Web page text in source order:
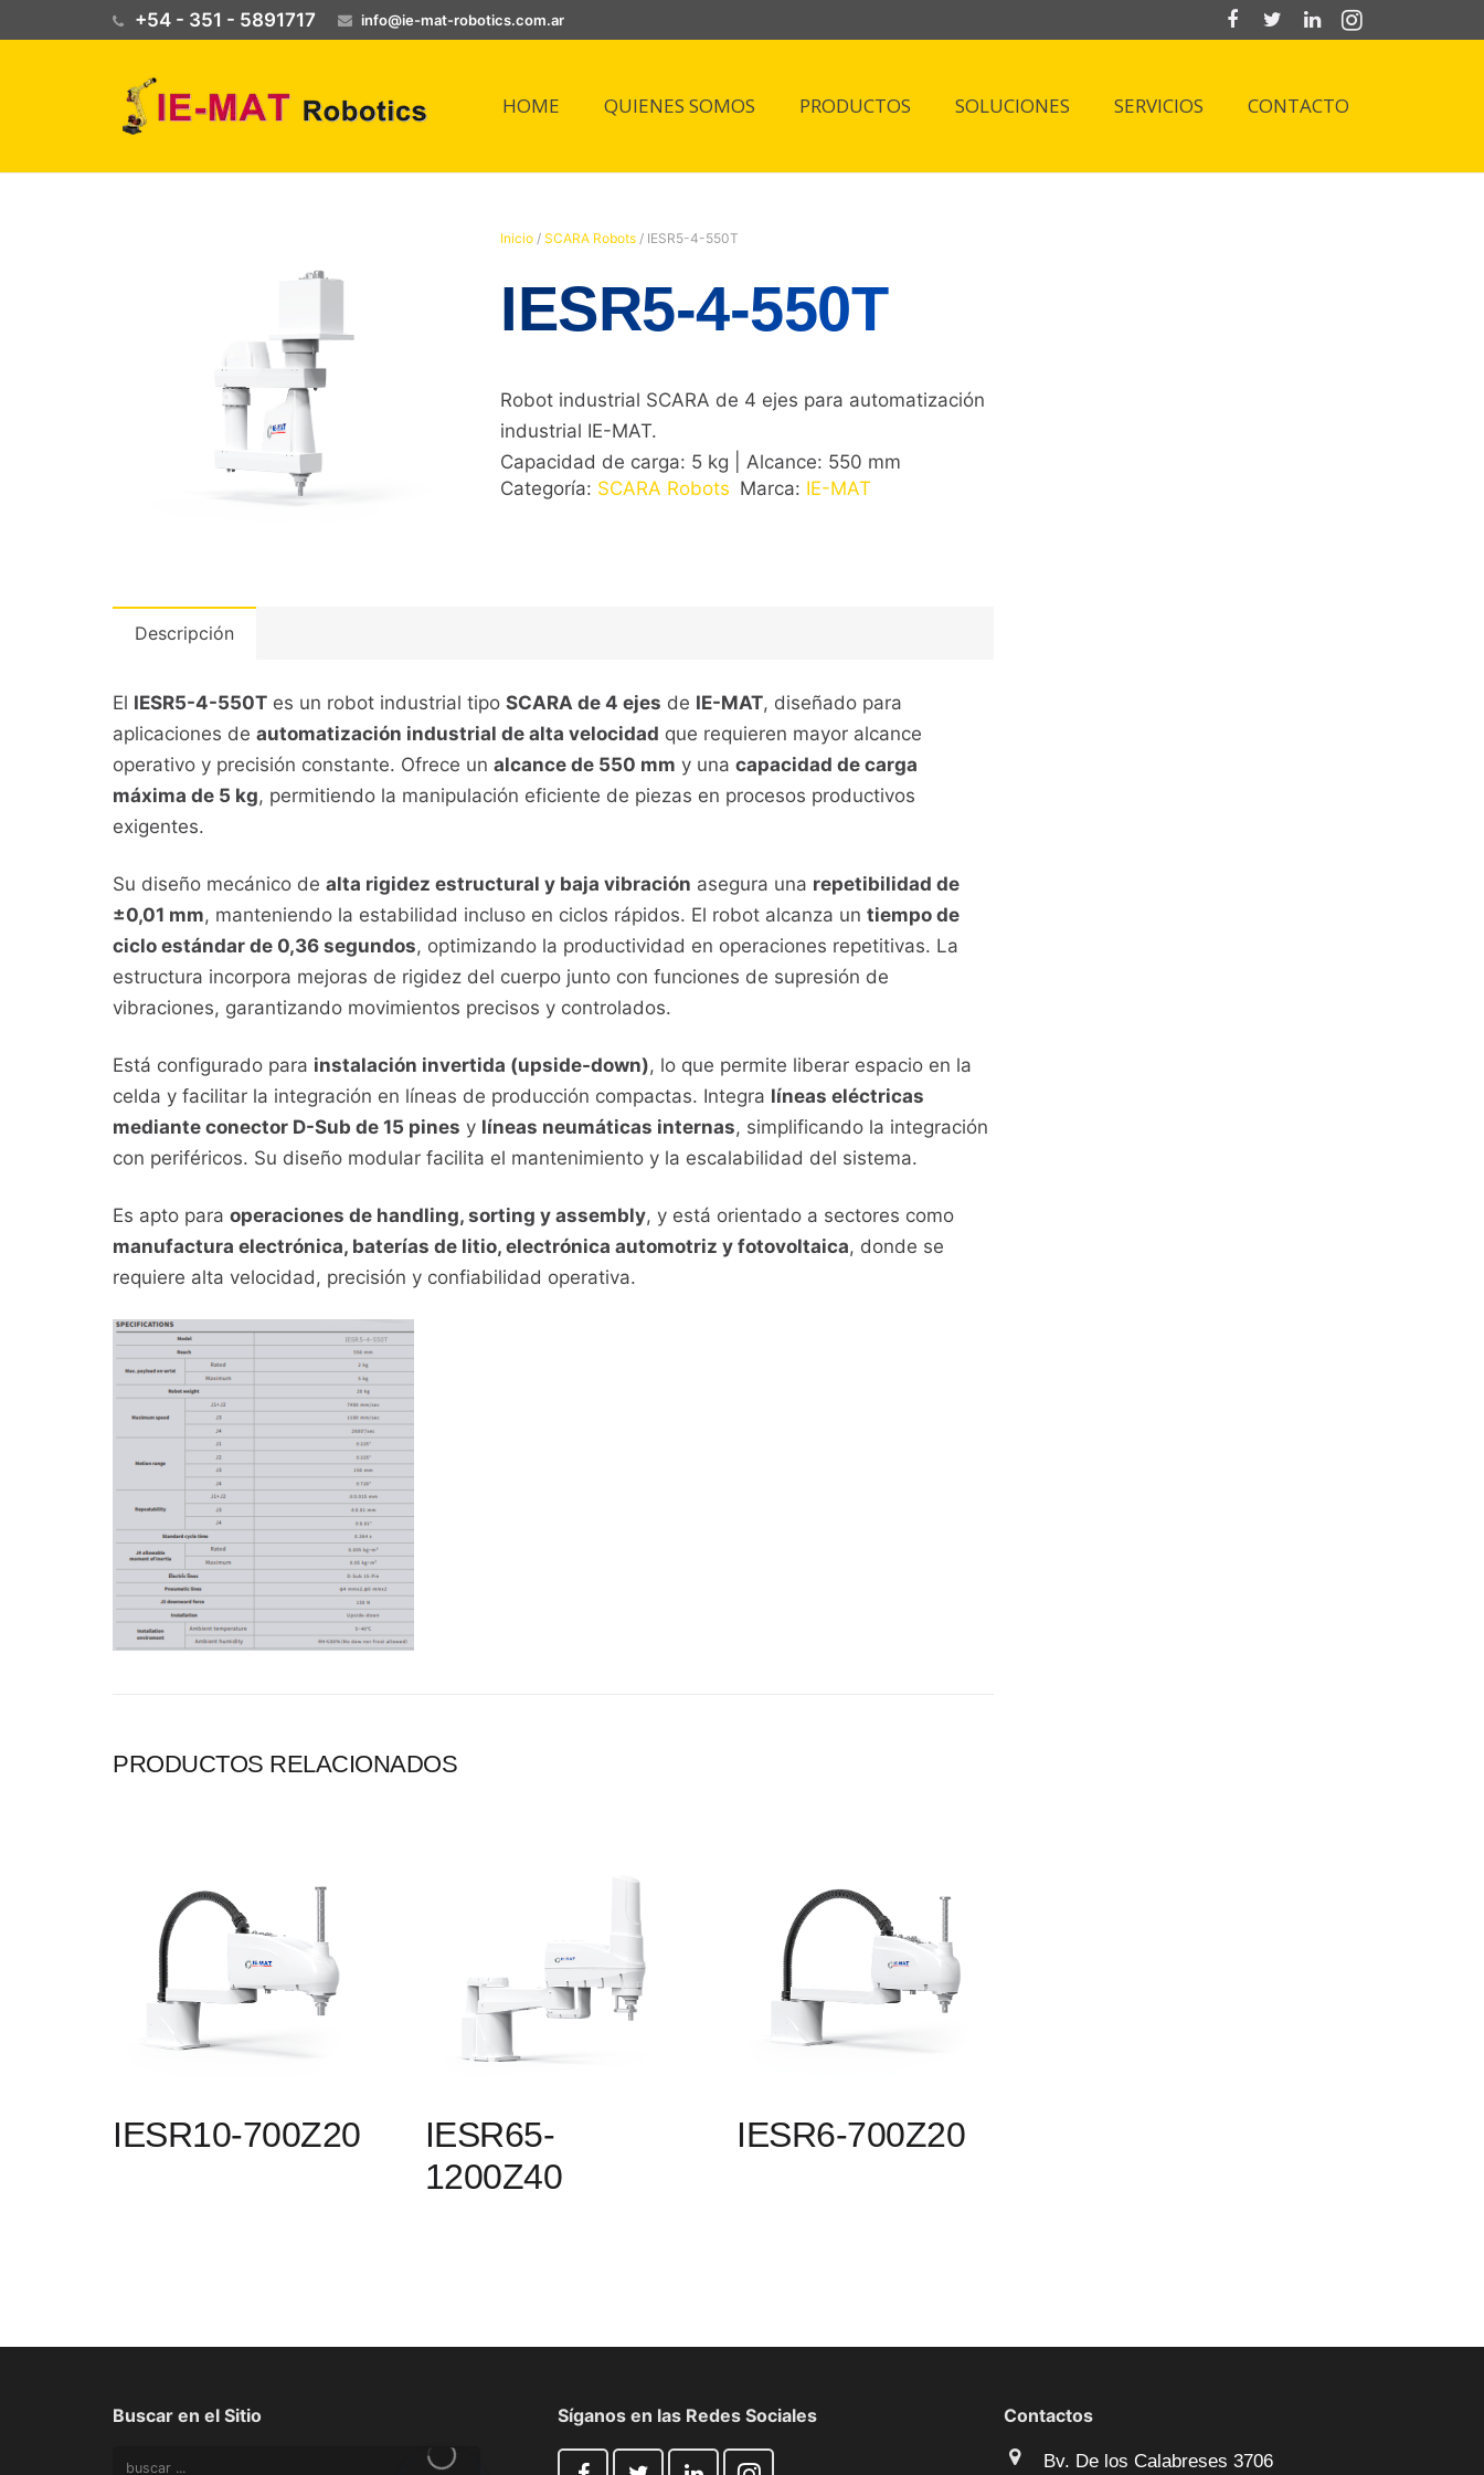
+54 - 351 - 5891717 info@ie-mat-robotics.com.ar
HOME QUIENES SOMOS PRODUCTOS SOLUCIONES SERVICIOS CONTACTO
Inicio /SCARA Robots / IESR5-4-550T
IESR5-4-550T
Robot industrial SCARA de 4 ejes para automatización
industrial IE-MAT.
Capacidad de carga: 5 kg | Alcance: 550 mm
Categoría: SCARA Robots Marca: IE-MAT
Descripción
El IESR5-4-550T es un robot industrial tipo SCARA de 4 ejes de IE-MAT, diseñado para
aplicaciones de automatización industrial de alta velocidad que requieren mayor alcance
operativo y precisión constante. Ofrece un alcance de 550 mm y una capacidad de carga
máxima de 5 kg, permitiendo la manipulación eficiente de piezas en procesos productivos
exigentes.
Su diseño mecánico de alta rigidez estructural y baja vibración asegura una repetibilidad de
±0,01 mm, manteniendo la estabilidad incluso en ciclos rápidos. El robot alcanza un tiempo de
ciclo estándar de 0,36 segundos, optimizando la productividad en operaciones repetitivas. La
estructura incorpora mejoras de rigidez del cuerpo junto con funciones de supresión de
vibraciones, garantizando movimientos precisos y controlados.
Está configurado para instalación invertida (upside-down), lo que permite liberar espacio en la
celda y facilitar la integración en líneas de producción compactas. Integra líneas eléctricas
mediante conector D-Sub de 15 pines y líneas neumáticas internas, simplificando la integración
con periféricos. Su diseño modular facilita el mantenimiento y la escalabilidad del sistema.
Es apto para operaciones de handling, sorting y assembly, y está orientado a sectores como
manufactura electrónica, baterías de litio, electrónica automotriz y fotovoltaica, donde se
requiere alta velocidad, precisión y confiabilidad operativa.
PRODUCTOS RELACIONADOS
IESR10-700Z20
IESR65-
1200Z40
IESR6-700Z20
Buscar en el Sitio Síganos en las Redes Sociales Contactos
Bv. De los Calabreses 3706